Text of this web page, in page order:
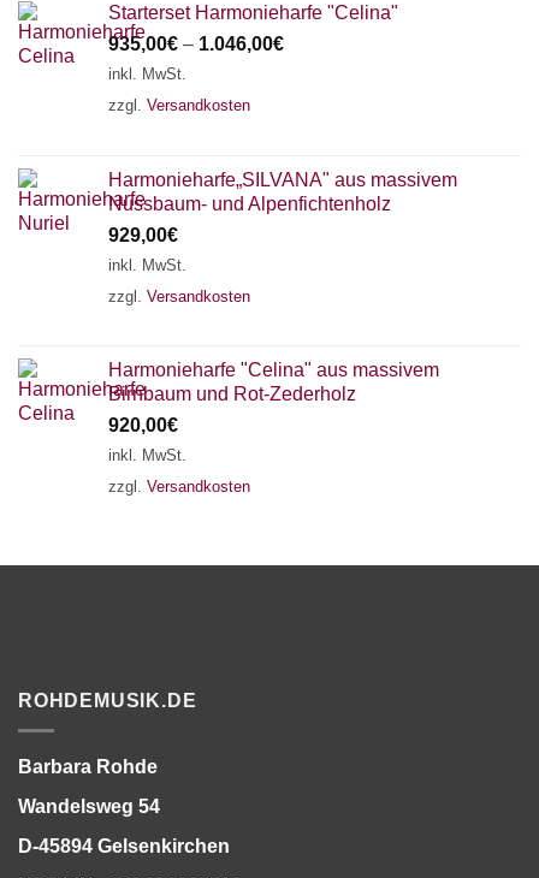
Starterset Harmonieharfe "Celina"
935,00€ – 1.046,00€
inkl. MwSt.
zzgl. Versandkosten
Harmonieharfe„SILVANA" aus massivem
Nussbaum- und Alpenfichtenholz
929,00€
inkl. MwSt.
zzgl. Versandkosten
Harmonieharfe "Celina" aus massivem
Birnbaum und Rot-Zederholz
920,00€
inkl. MwSt.
zzgl. Versandkosten
ROHDEMUSIK.DE
Barbara Rohde
Wandelsweg 54
D-45894 Gelsenkirchen